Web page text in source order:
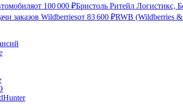
от 100 000 ₽Бристоль Ритейл Логистикс,
заказов Wildberriesот 83 600 ₽RWB (Wildberries